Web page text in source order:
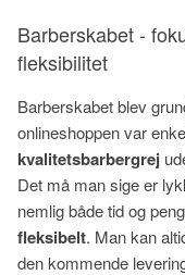
Barberskabet -
fleksibilitet
Barberskabet blev
onlineshoppen var
kvalitetsbarbergrej
Det må man sige er
nemlig både tid og
fleksibelt. Man kan
den kommende